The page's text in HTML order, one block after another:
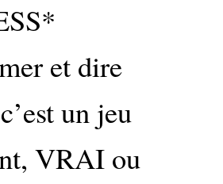
et dire
un jeu
VRAI ou